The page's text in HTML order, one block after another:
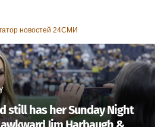
новостей 24СМИ
still has her Sunday Night